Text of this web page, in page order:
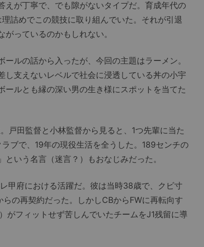
が丁寧で、でも隙がないタイプだ。育成年代の
詰めでこの競技に取り組んでいた。それが引退
っているのかもしれない。
ルの話から入ったが、今回の主題はラーメン。
し支えないレベルで社会に浸透している丼の小宇
ルとも縁の深い男の生き様にスポットを当てた
戸田監督と小林監督から見ると、1つ先輩に当た
ブで、19年の現役生活を全うした。189センチの
いう名言（迷言？）もおなじみだった。
甲府における活躍だ。彼は当時38歳で、クビ寸
の再契約だった。しかしCBからFWに再転向す
がフィットせず苦しんでいたチームをJ1残留に導